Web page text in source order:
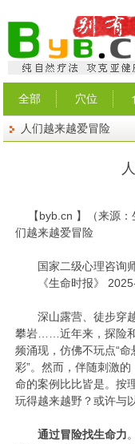
全部 穴位
人们越来越爱冒险
【byb.cn 】（来源
们越来越爱冒险
国家二级心理咨询
《生命时报》 2025-
深山露营、徒步穿越
攀岩……近年来，探险
频涌现，仿佛不玩点“
彩”。然而，伴随刺激
命的案例比比皆是。按
玩得越来越野？或许与
通过冒险找生命力